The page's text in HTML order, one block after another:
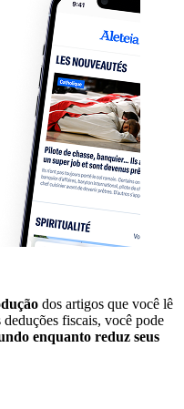
dos artigos que você lê
fiscais, você pode
enquanto reduz seus